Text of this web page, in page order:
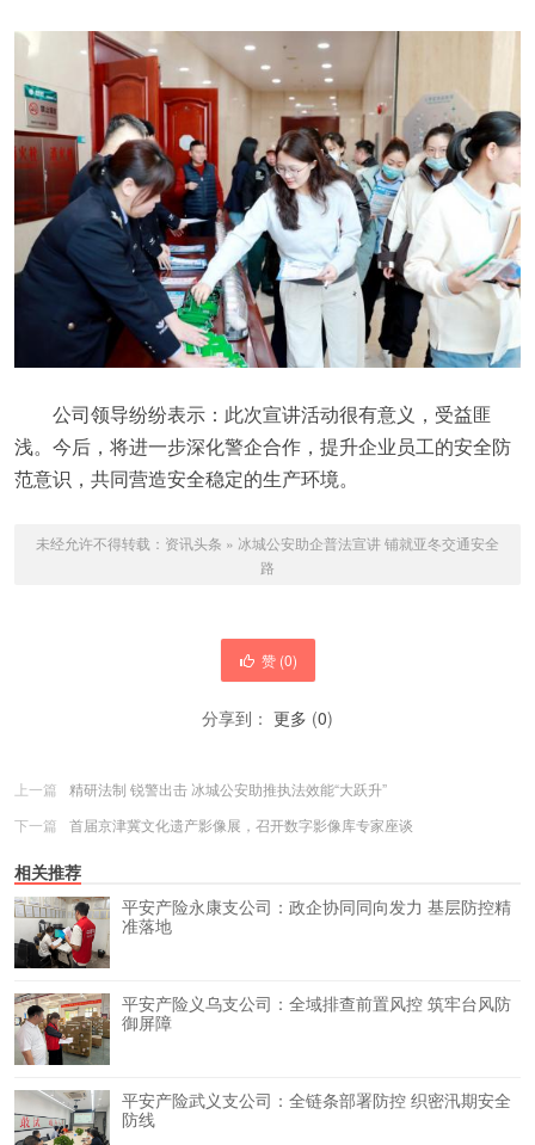
公司领导纷纷表示：此次宣讲活动很有意义，受益匪
浅。今后，将进一步深化警企合作，提升企业员工的安全防
范意识，共同营造安全稳定的生产环境。
未经允许不得转载： 资讯头条 » 冰城公安助企普法宣讲 铺就亚冬交通安全
路
赞 (0)
分享到： 更多 (0)
上一篇
精研法制 锐警出击 冰城公安助推执法效能“大跃升”
下一篇
首届京津冀文化遗产影像展，召开数字影像库专家座谈
相关推荐
平安产险永康支公司：政企协同同向发力 基层防控精
准落地
平安产险义乌支公司：全域排查前置风控 筑牢台风防
御屏障
平安产险武义支公司：全链条部署防控 织密汛期安全
防线